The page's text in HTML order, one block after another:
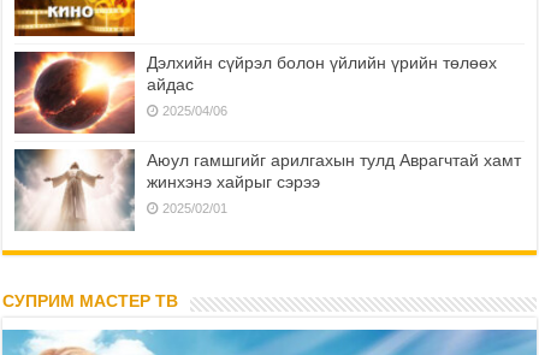
Дэлхийн сүйрэл болон үйлийн үрийн төлөөх
айдас
2025/04/06
Аюул гамшгийг арилгахын тулд Аврагчтай хамт
жинхэнэ хайрыг сэрээ
2025/02/01
СУПРИМ МАСТЕР ТВ